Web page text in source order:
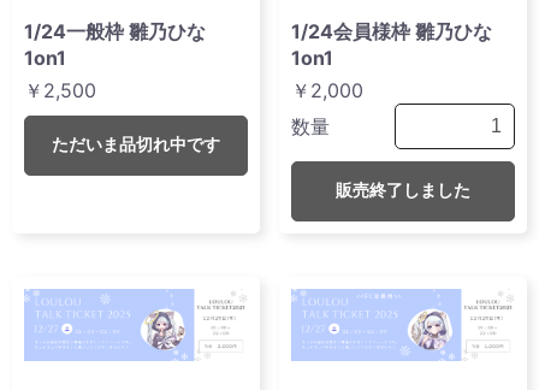
1/24一般枠 雛乃ひな
1on1
￥2,500
ただいま品切れ中です
1/24会員様枠 雛乃ひな
1on1
￥2,000
数量
販売終了しました